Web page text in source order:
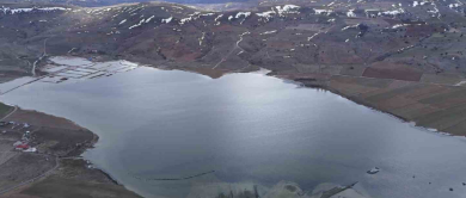
Yozgatlı kadınlar aldıkları
eğitimle so